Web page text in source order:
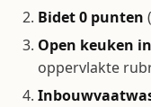
Bidet 0 punten
Open keuken
oppervlakte